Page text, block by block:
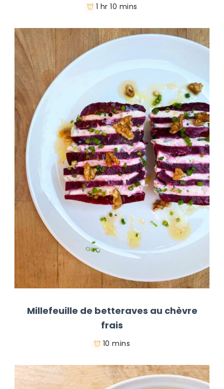
1 hr 10 mins
Millefeuille de betteraves au chèvre
frais
10 mins